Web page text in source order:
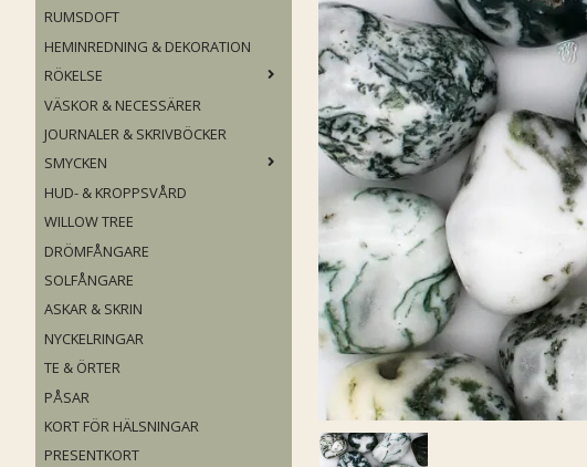
RUMSDOFT
HEMINREDNING & DEKORATION
RÖKELSE
VÄSKOR & NECESSÄRER
JOURNALER & SKRIVBÖCKER
SMYCKEN
HUD- & KROPPSVÅRD
WILLOW TREE
DRÖMFÅNGARE
SOLFÅNGARE
ASKAR & SKRIN
NYCKELRINGAR
TE & ÖRTER
PÅSAR
KORT FÖR HÄLSNINGAR
PRESENTKORT